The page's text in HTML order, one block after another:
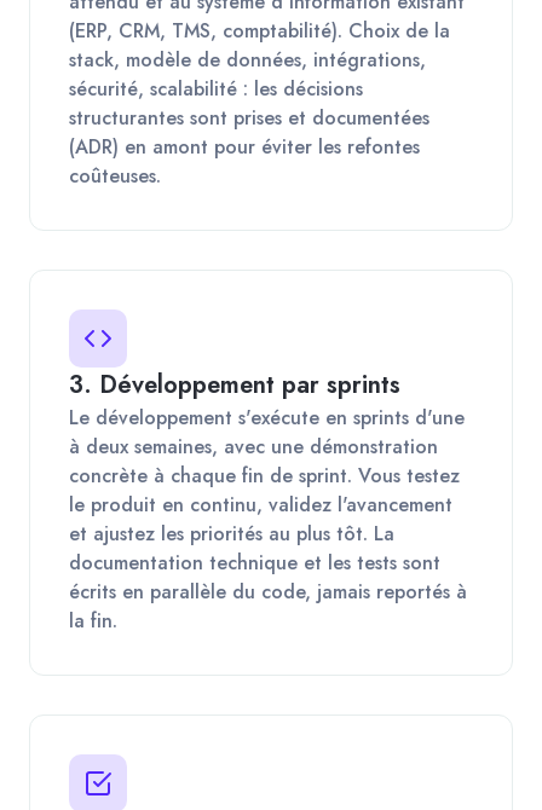
(ERP, CRM, TMS, comptabilité). Choix de la
stack, modèle de données, intégrations,
sécurité, scalabilité : les décisions
structurantes sont prises et documentées
(ADR) en amont pour éviter les refontes
coûteuses.
3. Développement par sprints
Le développement s'exécute en sprints d'une
à deux semaines, avec une démonstration
concrète à chaque fin de sprint. Vous testez
le produit en continu, validez l'avancement
et ajustez les priorités au plus tôt. La
documentation technique et les tests sont
écrits en parallèle du code, jamais reportés à
la fin.